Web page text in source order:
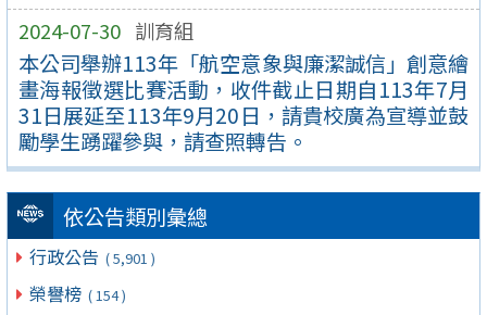
2024-07-30 訓育組
本公司舉辦113年「航空意象與廉潔誠信」創意繪
畫海報徵選比賽活動，收件截止日期自113年7月
31日展延至113年9月20日，請貴校廣為宣導並鼓
勵學生踴躍參與，請查照轉告。
依公告類別彙總
行政公告 ( 5,901 )
榮譽榜 ( 154 )